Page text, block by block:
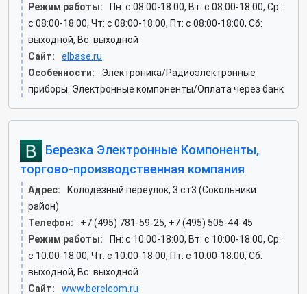
Режим работы:
Пн: c 08:00-18:00, Вт: c 08:00-18:00, Ср:
c 08:00-18:00, Чт: c 08:00-18:00, Пт: c 08:00-18:00, Сб:
выходной, Вс: выходной
Сайт:
elbase.ru
Особенности:
Электроника/Радиоэлектронные
приборы. Электронные компоненты/Оплата через банк
Березка Электронные Компоненты,
торгово-производственная компания
Адрес:
Колодезный переулок, 3 ст3 (Сокольники
район)
Телефон:
+7 (495) 781-59-25, +7 (495) 505-44-45
Режим работы:
Пн: c 10:00-18:00, Вт: c 10:00-18:00, Ср:
c 10:00-18:00, Чт: c 10:00-18:00, Пт: c 10:00-18:00, Сб:
выходной, Вс: выходной
Сайт:
www.berelcom.ru